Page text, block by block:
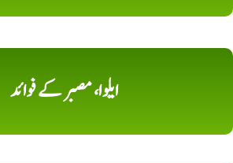
ایلوا، مصبر کے فوائد